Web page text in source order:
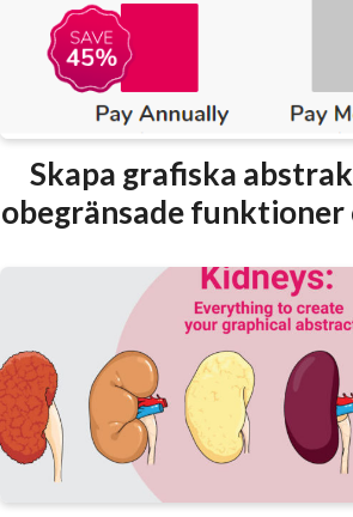
Skapa grafiska
obegränsade funktioner